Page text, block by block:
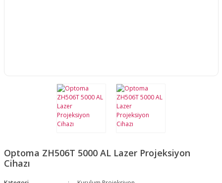
Optoma ZH506T 5000 AL Lazer Projeksiyon
Cihazı